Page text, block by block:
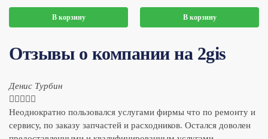
В корзину В корзину
Отзывы о компании на 2gis
Денис Турбин
    
Неоднократно пользовался услугами фирмы что по ремонту и
сервису, по заказу запчастей и расходников. Остался доволен